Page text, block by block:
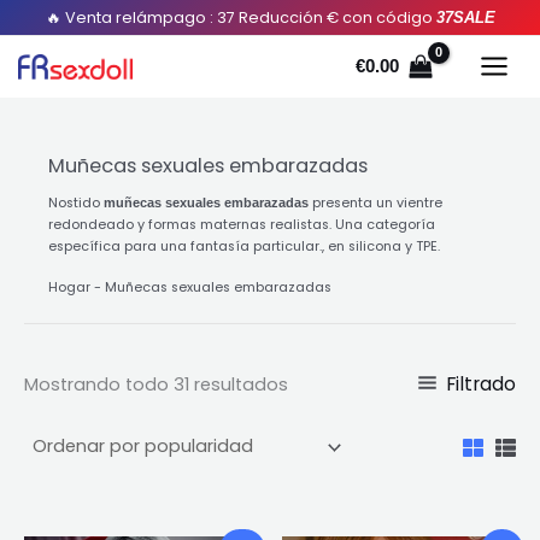
Saltar
contenido
🔥 Venta relámpago : 37 Reducción € con código 37SALE
€0.00
Muñecas sexuales embarazadas
Nostido muñecas sexuales embarazadas presenta un vientre
redondeado y formas maternas realistas. Una categoría
específica para una fantasía particular., en silicona y TPE.
Hogar - Muñecas sexuales embarazadas
Mostrando todo 31 resultados
Ordenado
por
popularidad
Filtrado